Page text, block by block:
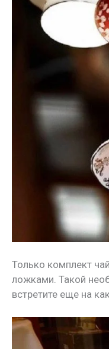
Только комплект
ложками. Такой
встретите еще на